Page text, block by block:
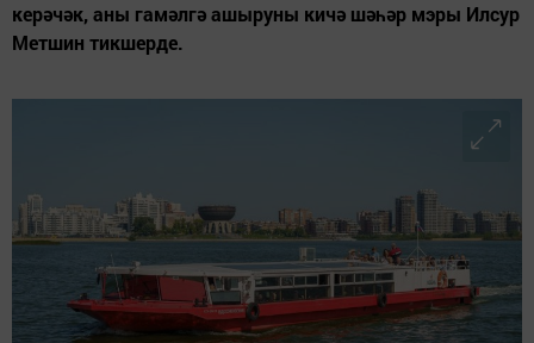
керәчәк, аны гамәлгә ашыруны кичә шәһәр мэры Илсур
Метшин тикшерде.